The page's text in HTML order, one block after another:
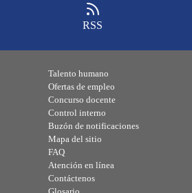
RSS
Talento humano
Ofertas de empleo
Concurso docente
Control interno
Buzón de notificaciones
Mapa del sitio
FAQ
Atención en línea
Contáctenos